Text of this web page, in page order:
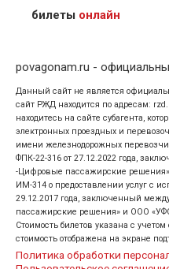
кого оформлен билет.
билеты онлайн
povagonam.ru -
Данный сайт не является
сайт РЖД находится по адресам:
находитесь на сайте субагента,
электронных проездных и
имени железнодорожных
ФПК-22-316 от 27.12.2022 года,
-Цифровые пассажирские
ИМ-314 о предоставлении услуг с
29.12.2017 года, заключенный
пассажирские решения» и ООО
Стоимость билетов указана с учетом
стоимость отображена на экране
Политика обработки